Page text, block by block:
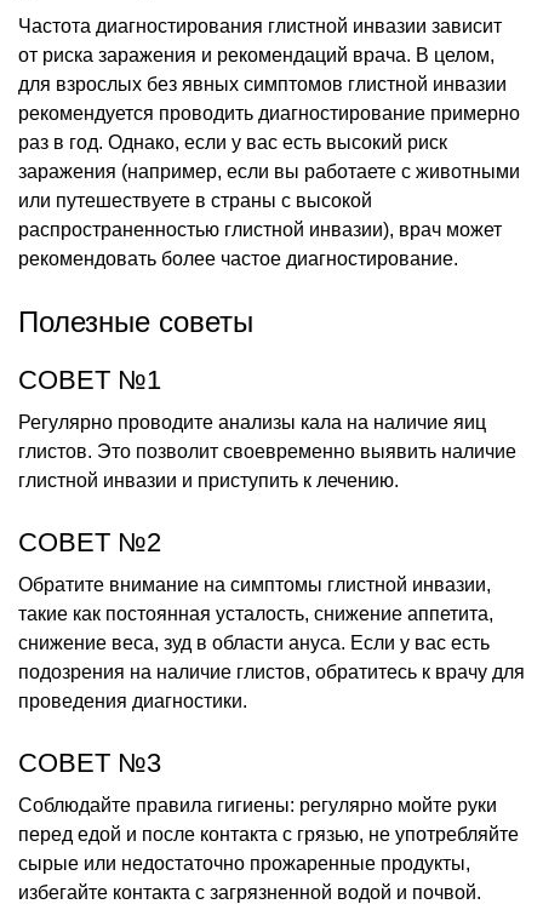
Частота диагностирования глистной инвазии зависит
от риска заражения и рекомендаций врача. В целом,
для взрослых без явных симптомов глистной инвазии
рекомендуется проводить диагностирование примерно
раз в год. Однако, если у вас есть высокий риск
заражения (например, если вы работаете с животными
или путешествуете в страны с высокой
распространенностью глистной инвазии), врач может
рекомендовать более частое диагностирование.
Полезные советы
СОВЕТ №1
Регулярно проводите анализы кала на наличие яиц
глистов. Это позволит своевременно выявить наличие
глистной инвазии и приступить к лечению.
СОВЕТ №2
Обратите внимание на симптомы глистной инвазии,
такие как постоянная усталость, снижение аппетита,
снижение веса, зуд в области ануса. Если у вас есть
подозрения на наличие глистов, обратитесь к врачу для
проведения диагностики.
СОВЕТ №3
Соблюдайте правила гигиены: регулярно мойте руки
перед едой и после контакта с грязью, не употребляйте
сырые или недостаточно прожаренные продукты,
избегайте контакта с загрязненной водой и почвой.